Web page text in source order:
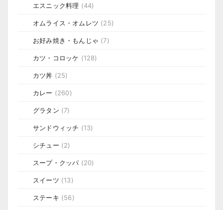
エスニック料理 (44)
オムライス・オムレツ (25)
お好み焼き・もんじゃ (7)
カツ・コロッケ (128)
カツ丼 (25)
カレー (260)
グラタン (7)
サンドウィッチ (13)
シチュー (2)
スープ・クッパ (20)
スイーツ (13)
ステーキ (56)